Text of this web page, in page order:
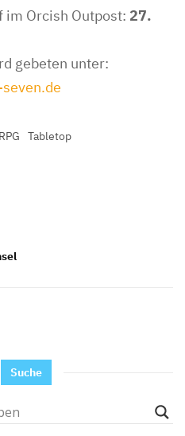
Orcish Outpost: 27.
gebeten unter:
RPG Tabletop
Suche